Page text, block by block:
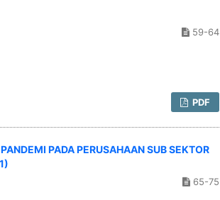
59-64
PDF
PADA PERUSAHAAN SUB SEKTOR
65-75